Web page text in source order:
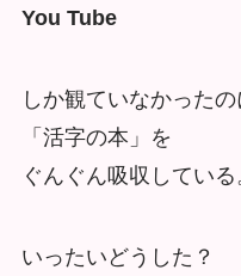
You Tube
しか観ていなかったの
「活字の本」を
ぐんぐん吸収している
いったいどうした？